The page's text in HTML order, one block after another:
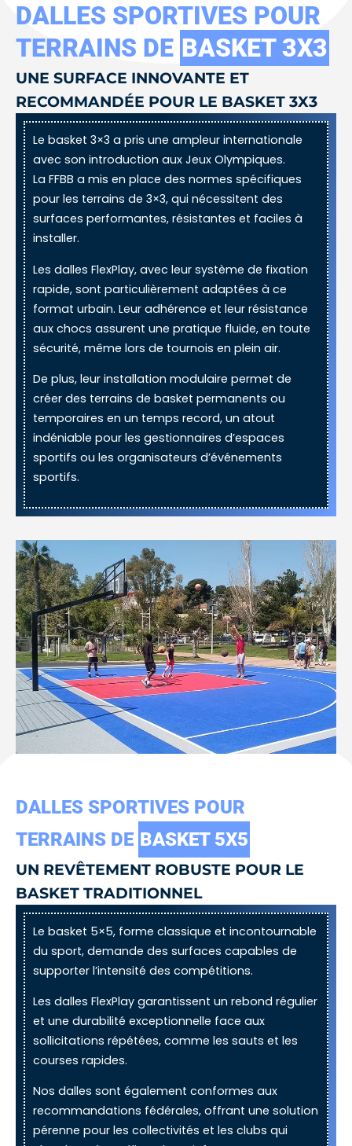
DALLES SPORTIVES POUR
TERRAINS DE BASKET 3X3
UNE SURFACE INNOVANTE ET
RECOMMANDÉE POUR LE BASKET 3X3
Le basket 3×3 a pris une ampleur internationale
avec son introduction aux Jeux Olympiques.
La FFBB a mis en place des normes spécifiques
pour les terrains de 3×3, qui nécessitent des
surfaces performantes, résistantes et faciles à
installer.
Les dalles FlexPlay, avec leur système de fixation
rapide, sont particulièrement adaptées à ce
format urbain. Leur adhérence et leur résistance
aux chocs assurent une pratique fluide, en toute
sécurité, même lors de tournois en plein air.
De plus, leur installation modulaire permet de
créer des terrains de basket permanents ou
temporaires en un temps record, un atout
indéniable pour les gestionnaires d’espaces
sportifs ou les organisateurs d’événements
sportifs.
DALLES SPORTIVES POUR
TERRAINS DE BASKET 5X5
UN REVÊTEMENT ROBUSTE POUR LE
BASKET TRADITIONNEL
Le basket 5×5, forme classique et incontournable
du sport, demande des surfaces capables de
supporter l’intensité des compétitions.
Les dalles FlexPlay garantissent un rebond régulier
et une durabilité exceptionnelle face aux
sollicitations répétées, comme les sauts et les
courses rapides.
Nos dalles sont également conformes aux
recommandations fédérales, offrant une solution
pérenne pour les collectivités et les clubs qui